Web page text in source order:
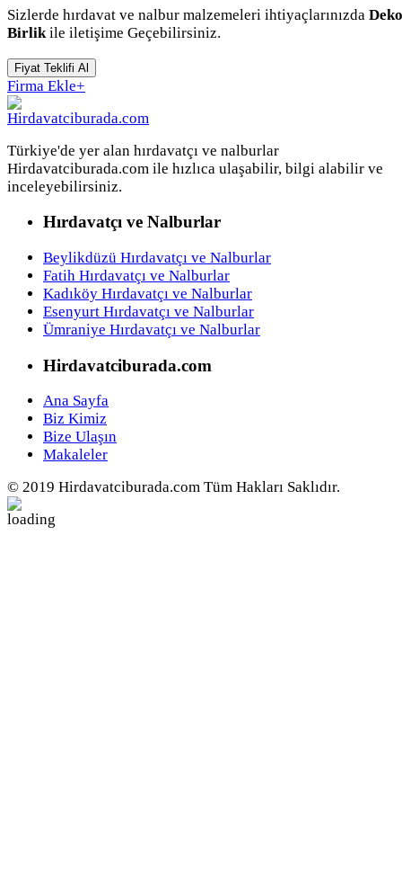
Sizlerde hırdavat ve nalbur malzemeleri ihtiyaçlarınızda Deko
Birlik ile iletişime Geçebilirsiniz.
Fiyat Teklifi Al
Firma Ekle+
Türkiye'de yer alan hırdavatçı ve nalburlar
Hirdavatciburada.com ile hızlıca ulaşabilir, bilgi alabilir ve
inceleyebilirsiniz.
Hırdavatçı ve Nalburlar
Beylikdüzü Hırdavatçı ve Nalburlar
Fatih Hırdavatçı ve Nalburlar
Kadıköy Hırdavatçı ve Nalburlar
Esenyurt Hırdavatçı ve Nalburlar
Ümraniye Hırdavatçı ve Nalburlar
Hirdavatciburada.com
Ana Sayfa
Biz Kimiz
Bize Ulaşın
Makaleler
© 2019 Hirdavatciburada.com Tüm Hakları Saklıdır.